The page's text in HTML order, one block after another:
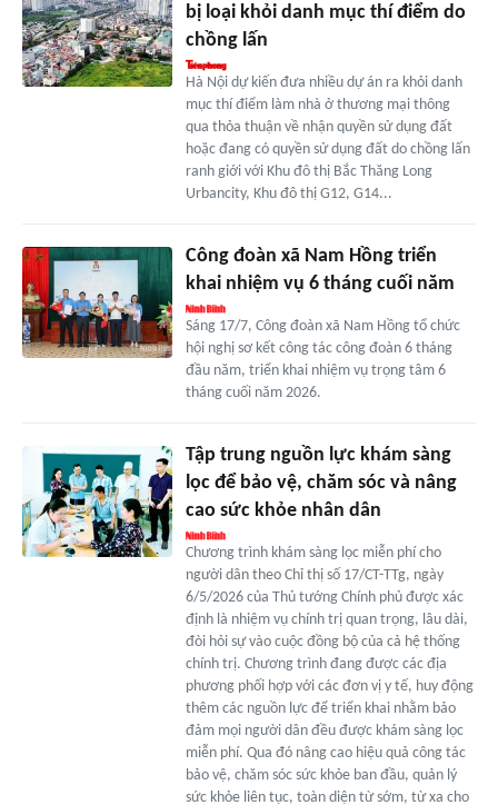
bị loại khỏi danh mục thí điểm do
chồng lấn
Hà Nội dự kiến đưa nhiều dự án ra khỏi danh
mục thí điểm làm nhà ở thương mại thông
qua thỏa thuận về nhận quyền sử dụng đất
hoặc đang có quyền sử dụng đất do chồng lấn
ranh giới với Khu đô thị Bắc Thăng Long
Urbancity, Khu đô thị G12, G14...
Công đoàn xã Nam Hồng triển
khai nhiệm vụ 6 tháng cuối năm
Sáng 17/7, Công đoàn xã Nam Hồng tổ chức
hội nghị sơ kết công tác công đoàn 6 tháng
đầu năm, triển khai nhiệm vụ trọng tâm 6
tháng cuối năm 2026.
Tập trung nguồn lực khám sàng
lọc để bảo vệ, chăm sóc và nâng
cao sức khỏe nhân dân
Chương trình khám sàng lọc miễn phí cho
người dân theo Chỉ thị số 17/CT-TTg, ngày
6/5/2026 của Thủ tướng Chính phủ được xác
định là nhiệm vụ chính trị quan trọng, lâu dài,
đòi hỏi sự vào cuộc đồng bộ của cả hệ thống
chính trị. Chương trình đang được các địa
phương phối hợp với các đơn vị y tế, huy động
thêm các nguồn lực để triển khai nhằm bảo
đảm mọi người dân đều được khám sàng lọc
miễn phí. Qua đó nâng cao hiệu quả công tác
bảo vệ, chăm sóc sức khỏe ban đầu, quản lý
sức khỏe liên tục, toàn diện từ sớm, từ xa cho